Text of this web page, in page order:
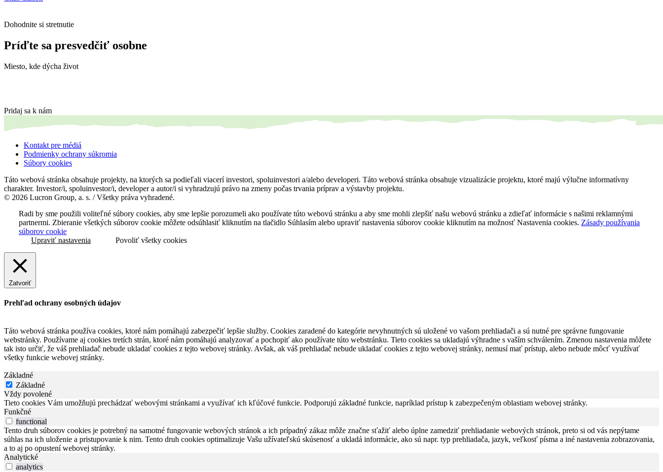
Dohodnite si stretnutie
Príďte sa presvedčiť osobne
Miesto, kde dýcha život
Pridaj sa k nám
Kontakt pre médiá
Podmienky ochrany súkromia
Súbory cookies
Táto webová stránka obsahuje projekty, na ktorých sa podieľali viacerí investori, spoluinvestori a/alebo developeri. Táto webová stránka obsahuje vizualizácie projektu, ktoré majú výlučne informatívny
charakter. Investor/i, spoluinvestor/i, developer a autor/i si vyhradzujú právo na zmeny počas trvania príprav a výstavby projektu.
© 2026 Lucron Group, a. s. / Všetky práva vyhradené.
Radi by sme použili voliteľné súbory cookies, aby sme lepšie porozumeli ako používate túto webovú stránku a aby sme mohli zlepšiť našu webovú stránku a zdieľať informácie s našimi reklamnými
partnermi. Zbieranie všetkých súborov cookie môžete odsúhlasiť kliknutím na tlačidlo Súhlasím alebo upraviť nastavenia súborov cookie kliknutím na možnosť Nastavenia cookies. Zásady používania
súborov cookie
Upraviť nastavenia
Povoliť všetky cookies
Zatvoriť
Prehľad ochrany osobných údajov
Táto webová stránka používa cookies, ktoré nám pomáhajú zabezpečiť lepšie služby. Cookies zaradené do kategórie nevyhnutných sú uložené vo vašom prehliadači a sú nutné pre správne fungovanie
webstránky. Používame aj cookies tretích strán, ktoré nám pomáhajú analyzovať a pochopiť ako používate túto webstránku. Tieto cookies sa ukladajú výhradne s vaším schválením. Zmenou nastavenia môžete
tak isto určiť, že váš prehliadač nebude ukladať cookies z tejto webovej stránky. Avšak, ak váš prehliadač nebude ukladať cookies z tejto webovej stránky, nemusí mať prístup, alebo nebude môcť využívať
všetky funkcie webovej stránky.
Základné
Základné
Vždy povolené
Tieto cookies Vám umožňujú prechádzať webovými stránkami a využívať ich kľúčové funkcie. Podporujú základné funkcie, napríklad prístup k zabezpečeným oblastiam webovej stránky.
Funkčné
functional
Tento druh súborov cookies je potrebný na samotné fungovanie webových stránok a ich prípadný zákaz môže značne sťažiť alebo úplne zamedziť prehliadanie webových stránok, preto si od vás nepýtame
súhlas na ich uloženie a pristupovanie k nim. Tento druh cookies optimalizuje Vašu užívateľskú skúsenosť a ukladá informácie, ako sú napr. typ prehliadača, jazyk, veľkosť písma a iné nastavenia zobrazovania,
a to aj po opustení webovej stránky.
Analytické
analytics